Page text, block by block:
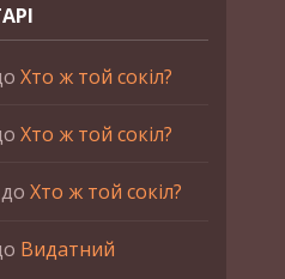
Хто ж той сокіл?
Хто ж той сокіл?
до Хто ж той сокіл?
Видатний